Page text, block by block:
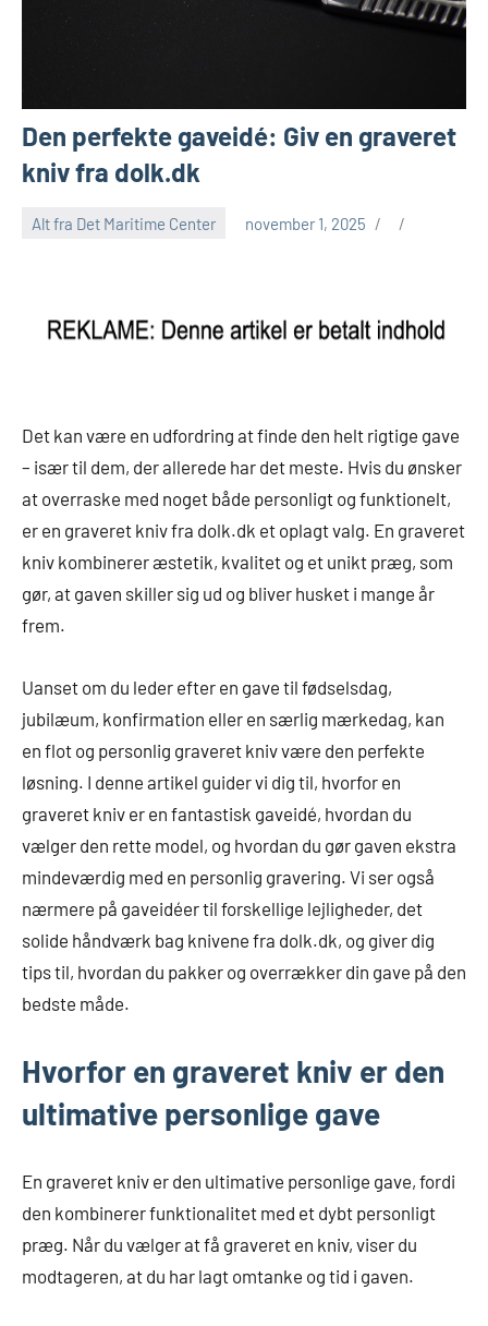
Den perfekte gaveidé: Giv en graveret
kniv fra dolk.dk
Alt fra Det Maritime Center november 1, 2025
Det kan være en udfordring at finde den helt rigtige gave
– især til dem, der allerede har det meste. Hvis du ønsker
at overraske med noget både personligt og funktionelt,
er en graveret kniv fra dolk.dk et oplagt valg. En graveret
kniv kombinerer æstetik, kvalitet og et unikt præg, som
gør, at gaven skiller sig ud og bliver husket i mange år
frem.
Uanset om du leder efter en gave til fødselsdag,
jubilæum, konfirmation eller en særlig mærkedag, kan
en flot og personlig graveret kniv være den perfekte
løsning. I denne artikel guider vi dig til, hvorfor en
graveret kniv er en fantastisk gaveidé, hvordan du
vælger den rette model, og hvordan du gør gaven ekstra
mindeværdig med en personlig gravering. Vi ser også
nærmere på gaveidéer til forskellige lejligheder, det
solide håndværk bag knivene fra dolk.dk, og giver dig
tips til, hvordan du pakker og overrækker din gave på den
bedste måde.
Hvorfor en graveret kniv er den
ultimative personlige gave
En graveret kniv er den ultimative personlige gave, fordi
den kombinerer funktionalitet med et dybt personligt
præg. Når du vælger at få graveret en kniv, viser du
modtageren, at du har lagt omtanke og tid i gaven.